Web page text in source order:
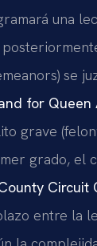
una
se
for Queen
grave
grado, el
Circuit
entre la